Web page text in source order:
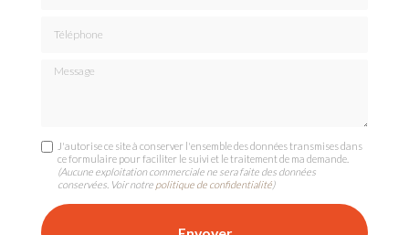
Message
J'autorise ce site à conserver l'ensemble des données transmises dans
ce formulaire pour faciliter le suivi et le traitement de ma demande.
(Aucune exploitation commerciale ne sera faite des données
conservées. Voir notre politique de confidentialité)